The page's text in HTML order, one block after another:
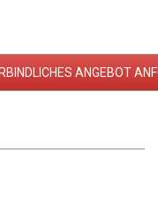
ANGEBOT